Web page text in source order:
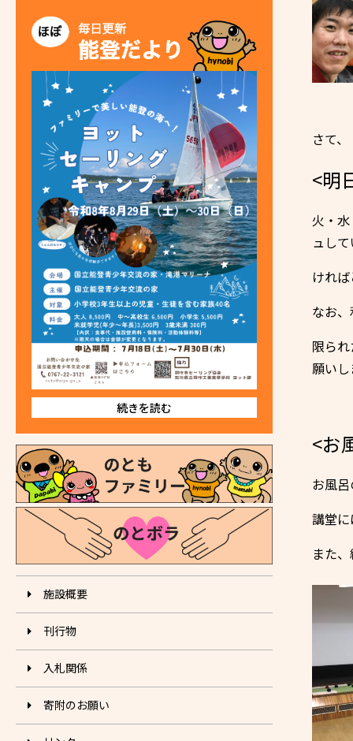
さて、
<明
火・
ュし
けれ
なお
限ら
願いし
<お
お風
講堂
また
続きを読む
施設概要
刊⾏物
入札関係
寄附のお願い